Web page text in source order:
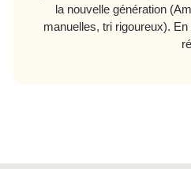
la nouvelle génération
manuelles, tri rigoureux).